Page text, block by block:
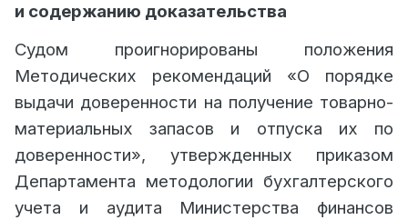
и содержанию доказательства
Судом проигнорированы положения
Методических рекомендаций «О порядке
выдачи доверенности на получение товарно-
материальных запасов и отпуска их по
доверенности», утвержденных приказом
Департамента методологии бухгалтерского
учета и аудита Министерства финансов